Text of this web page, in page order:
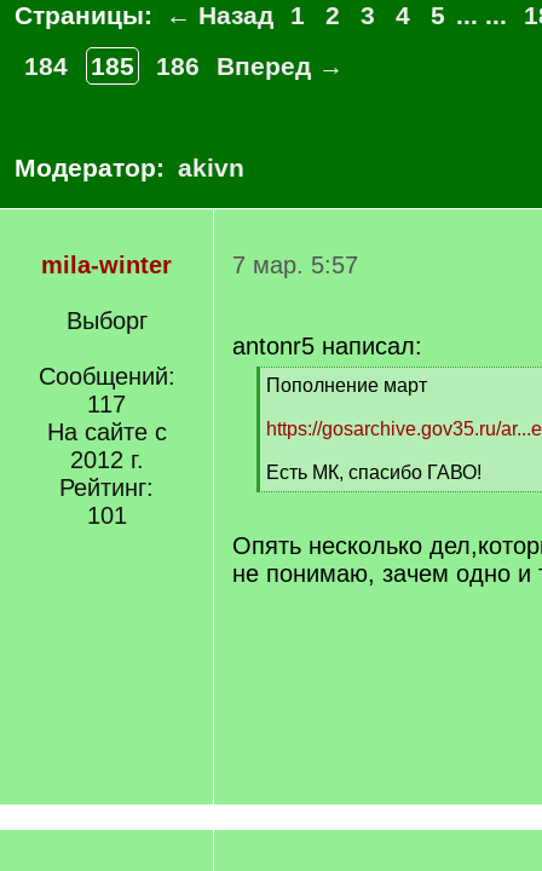
Страницы: ← Назад 1 2 3 4 5 ... ...
184
185 186 Вперед →
Модератор: akivn
mila-winter
Выборг
Сообщений:
117
На сайте с
2012 г.
Рейтинг:
101
7 мар. 5:57
antonr5 написал:
[
]
Пополнение март
https://gosarchive.gov35.ru/
Есть МК, спасибо ГАВО!
[
q
]
Опять несколько
не понимаю, зачем одно и